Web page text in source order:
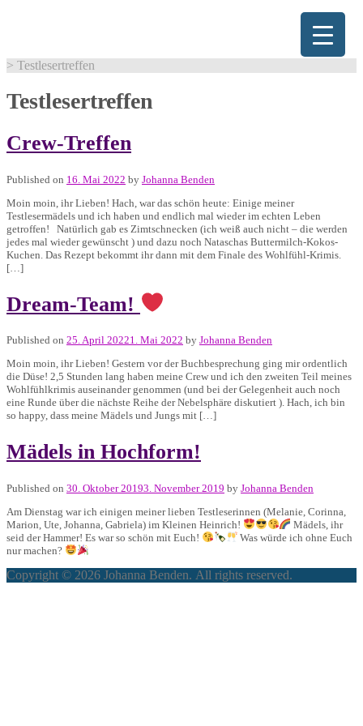
> Testlesertreffen
Testlesertreffen
Crew-Treffen
Published on 16. Mai 2022 by Johanna Benden
Moin moin, ihr Lieben! Hach, war das schön heute: Einige meiner
Testlesermädels und ich haben und endlich mal wieder im echten Leben
getroffen! Natürlich gab es Zimtschnecken (ich weiß auch nicht – die werden
jedes mal wieder gewünscht ) und dazu noch Nataschas Buttermilch-Kokos-
Kuchen. Das Rezept bekommt ihr dann mit dem Finale des Wohlfühl-Krimis.
[…]
Dream-Team!
Published on 25. April 20221. Mai 2022 by Johanna Benden
Moin moin, ihr Lieben! Gestern vor der Buchbesprechung ging mir ordentlich
die Düse! 2,5 Stunden lang haben meine Crew und ich den zweiten Teil meines
Wohlfühlkrimis auseinander genommen (und bei der Gelegenheit auch noch
eine Runde über die nächste Reihe der Nebelsphäre diskutiert ). Hach, ich bin
so happy, dass meine Mädels und Jungs mit […]
Mädels in Hochform!
Published on 30. Oktober 20193. November 2019 by Johanna Benden
Am Dienstag war ich einigen meiner lieben Testleserinnen (Melanie, Corinna,
Marion, Ute, Johanna, Gabriela) im Kleinen Heinrich!
Mädels, ihr
seid der Hammer! Es war so schön mit Euch!
Was würde ich ohne Euch
nur machen?
Copyright © 2026 Johanna Benden. All rights reserved.